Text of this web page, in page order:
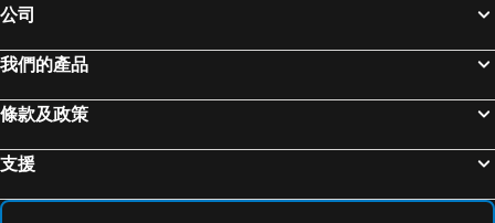
a&o Nürnberg Hauptbahnhof
GS Hotel München
Hotel Sonne
Hilton Garden Inn Munich City West
Hilton Munich Airport
Courtyard by Marriott Munich City Center
Hotel Europäischer Hof
Best Western Plus Hotel Fuessen
公司
我們的產品
條款及政策
支援